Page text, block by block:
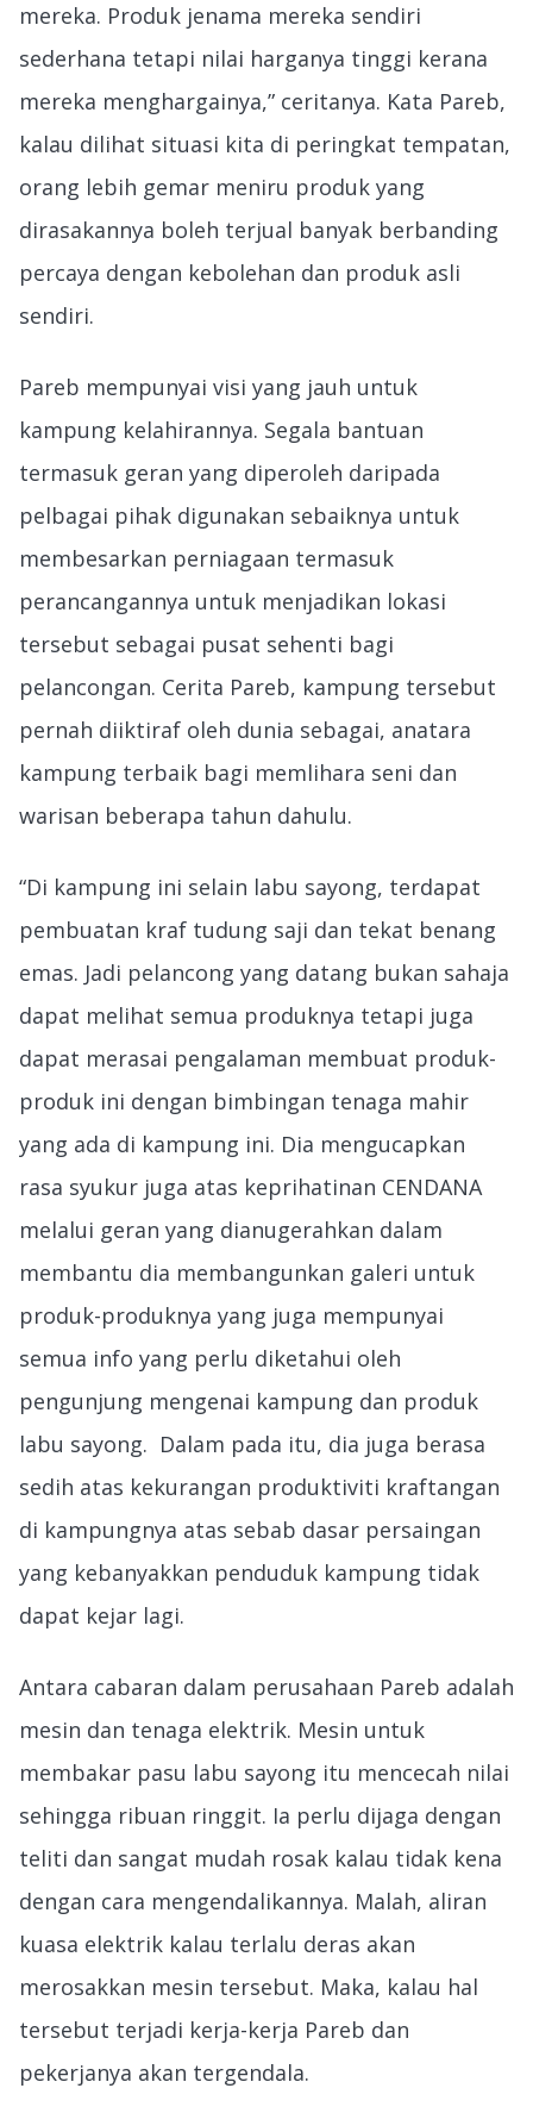
mereka. Produk jenama mereka sendiri
sederhana tetapi nilai harganya tinggi kerana
mereka menghargainya,” ceritanya. Kata Pareb,
kalau dilihat situasi kita di peringkat tempatan,
orang lebih gemar meniru produk yang
dirasakannya boleh terjual banyak berbanding
percaya dengan kebolehan dan produk asli
sendiri.
Pareb mempunyai visi yang jauh untuk
kampung kelahirannya. Segala bantuan
termasuk geran yang diperoleh daripada
pelbagai pihak digunakan sebaiknya untuk
membesarkan perniagaan termasuk
perancangannya untuk menjadikan lokasi
tersebut sebagai pusat sehenti bagi
pelancongan. Cerita Pareb, kampung tersebut
pernah diiktiraf oleh dunia sebagai, anatara
kampung terbaik bagi memlihara seni dan
warisan beberapa tahun dahulu.
“Di kampung ini selain labu sayong, terdapat
pembuatan kraf tudung saji dan tekat benang
emas. Jadi pelancong yang datang bukan sahaja
dapat melihat semua produknya tetapi juga
dapat merasai pengalaman membuat produk-
produk ini dengan bimbingan tenaga mahir
yang ada di kampung ini. Dia mengucapkan
rasa syukur juga atas keprihatinan CENDANA
melalui geran yang dianugerahkan dalam
membantu dia membangunkan galeri untuk
produk-produknya yang juga mempunyai
semua info yang perlu diketahui oleh
pengunjung mengenai kampung dan produk
labu sayong. Dalam pada itu, dia juga berasa
sedih atas kekurangan produktiviti kraftangan
di kampungnya atas sebab dasar persaingan
yang kebanyakkan penduduk kampung tidak
dapat kejar lagi.
Antara cabaran dalam perusahaan Pareb adalah
mesin dan tenaga elektrik. Mesin untuk
membakar pasu labu sayong itu mencecah nilai
sehingga ribuan ringgit. Ia perlu dijaga dengan
teliti dan sangat mudah rosak kalau tidak kena
dengan cara mengendalikannya. Malah, aliran
kuasa elektrik kalau terlalu deras akan
merosakkan mesin tersebut. Maka, kalau hal
tersebut terjadi kerja-kerja Pareb dan
pekerjanya akan tergendala.